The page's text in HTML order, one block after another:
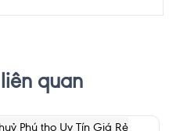
quan